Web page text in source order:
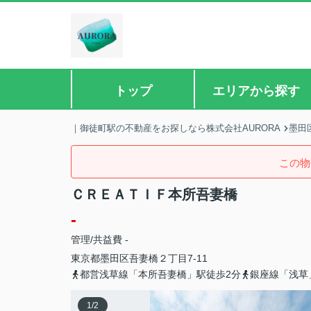
トップ エリアから探す
｜御徒町駅の不動産をお探しなら株式会社AURORA 墨田
この
ＣＲＥＡＴＩＦ本所吾妻橋
-
管理/共益費 -
東京都墨田区吾妻橋２丁目7-11
都営浅草線「本所吾妻橋」駅徒歩2分
銀座線「浅
1/2